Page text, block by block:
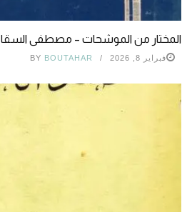
المختار من الموشحات – مصطفى السقا
فبراير 8, 2026 BY BOUTAHAR